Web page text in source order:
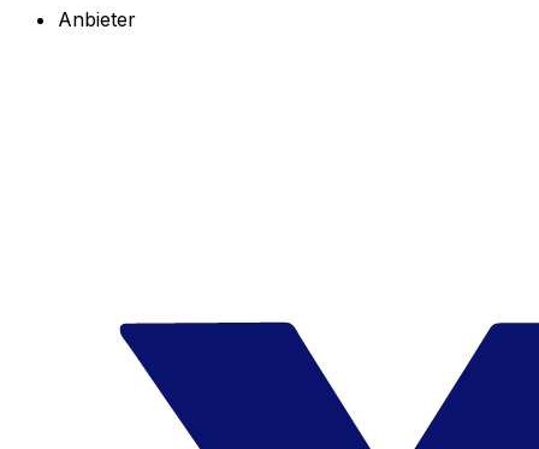
Anbieter